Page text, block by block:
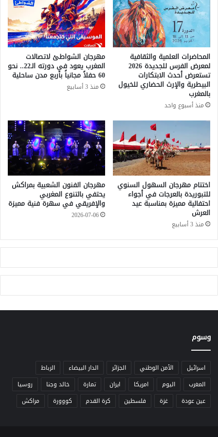
ي
ا
ا
ل
د
و
ل
ي
ة
ب
ب
ت
أ
خ
ر
إ
ج
ر
ء
ت
ا
ت
ر
ة
ج
ا
ه
ا
ل
م
س
ر
ي
د
و
ر
ة
ا
س
ت
ث
ن
ئ
ة
ت
ر
م
د
س
المحاضرات العلمية والثقافية
لمعرض الفرس للجديدة 2026
تستعرض أحدث الابتكارات
البيطرية والإرث الحضاري للخيول
بالمغرب
منذ أسبوع واحد
مهرجان الشواطئ لاتصالات
المغرب يعود في دورته الـ22.. نحو
60 حفلاً مجانياً بأربع مدن ساحلية
منذ 3 أسابيع
اختتام مهرجان السهول السنوي
للتبوريدة بالعرجات في أجواء
احتفالية مميزة بمناسبة عيد
العرش
منذ 3 أسابيع
مهرجان الفنون الشعبية بمراكش
يحتفي بالتنوع المغربي
والإفريقي في سهرة فنية مميزة
2026-07-06
وسوم
اسرائيل الأمن الوطني الجزائر الدار البيضاء
الرباط
المغرب
اليوم امريكا ايران تمارة خالد وجنا
روسيا
عين عودة
غزة فلسطين كرة القدم كووورة مراكش